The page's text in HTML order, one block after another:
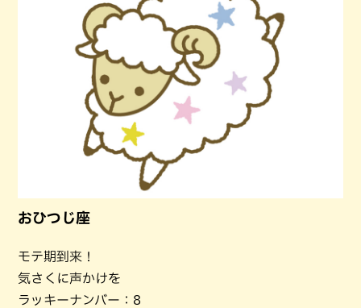
おひつじ座
モテ期到来！
気さくに声かけを
ラッキーナンバー：8